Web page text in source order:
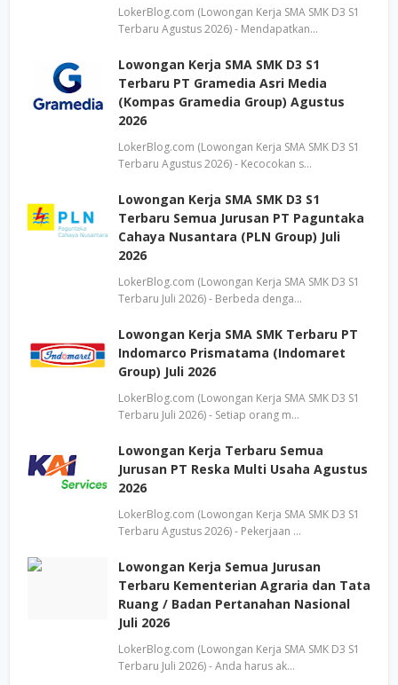
LokerBlog.com (Lowongan Kerja SMA SMK D3 S1
Terbaru Agustus 2026) - Mendapatkan…
Lowongan Kerja SMA SMK D3 S1
Terbaru PT Gramedia Asri Media
(Kompas Gramedia Group) Agustus
2026
LokerBlog.com (Lowongan Kerja SMA SMK D3 S1
Terbaru Agustus 2026) - Kecocokan s…
Lowongan Kerja SMA SMK D3 S1
Terbaru Semua Jurusan PT Paguntaka
Cahaya Nusantara (PLN Group) Juli
2026
LokerBlog.com (Lowongan Kerja SMA SMK D3 S1
Terbaru Juli 2026) - Berbeda denga…
Lowongan Kerja SMA SMK Terbaru PT
Indomarco Prismatama (Indomaret
Group) Juli 2026
LokerBlog.com (Lowongan Kerja SMA SMK D3 S1
Terbaru Juli 2026) - Setiap orang m…
Lowongan Kerja Terbaru Semua
Jurusan PT Reska Multi Usaha Agustus
2026
LokerBlog.com (Lowongan Kerja SMA SMK D3 S1
Terbaru Agustus 2026) - Pekerjaan …
Lowongan Kerja Semua Jurusan
Terbaru Kementerian Agraria dan Tata
Ruang / Badan Pertanahan Nasional
Juli 2026
LokerBlog.com (Lowongan Kerja SMA SMK D3 S1
Terbaru Juli 2026) - Anda harus ak…